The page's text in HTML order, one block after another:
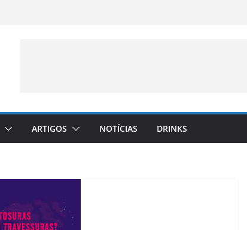
ARTIGOS NOTÍCIAS DRINKS